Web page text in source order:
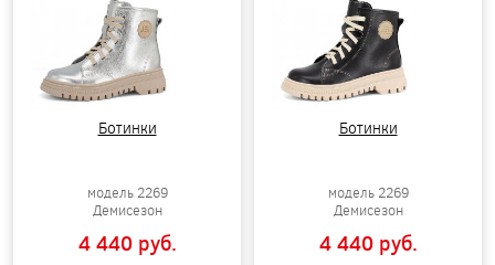
Ботинки
модель 2269
Демисезон
4 440 pуб.
Ботинки
модель 2269
Демисезон
4 440 pуб.